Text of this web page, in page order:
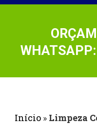
Início » Limpeza